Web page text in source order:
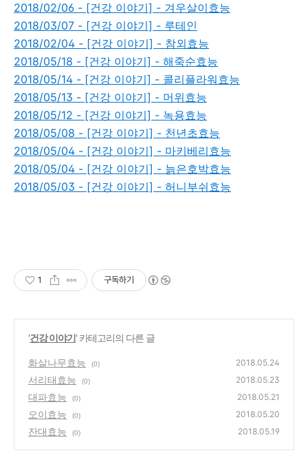
2018/02/06 - [건강 이야기] - 겨우살이효능
2018/03/07 - [건강 이야기] - 루테인
2018/02/04 - [건강 이야기] - 참외효능
2018/05/18 - [건강 이야기] - 해죽순효능
2018/05/14 - [건강 이야기] - 콜리플라워효능
2018/05/13 - [건강 이야기] - 머위효능
2018/05/12 - [건강 이야기] - 녹용효능
2018/05/08 - [건강 이야기] - 천년초효능
2018/05/04 - [건강 이야기] - 마키베리효능
2018/05/04 - [건강 이야기] - 늙은호박효능
2018/05/03 - [건강 이야기] - 허니부쉬효능
1 구독하기
'건강 이야기' 카테고리의 다른 글
화살나무효능 (0) 2018.05.24
서리태효능 (0) 2018.05.23
대파효능 (0) 2018.05.21
오이효능 (0) 2018.05.20
잔대효능 (0) 2018.05.19